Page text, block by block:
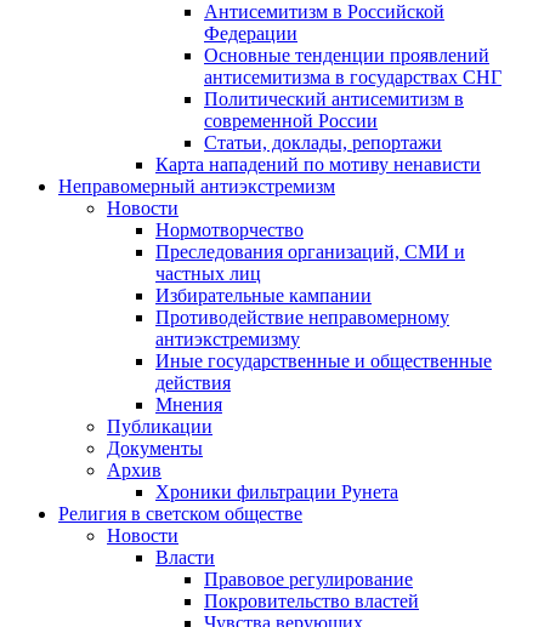
Антисемитизм в Российской
Федерации
Основные тенденции проявлений
антисемитизма в государствах СНГ
Политический антисемитизм в
современной России
Статьи, доклады, репортажи
Карта нападений по мотиву ненависти
Неправомерный антиэкстремизм
Новости
Нормотворчество
Преследования организаций, СМИ и
частных лиц
Избирательные кампании
Противодействие неправомерному
антиэкстремизму
Иные государственные и общественные
действия
Мнения
Публикации
Документы
Архив
Хроники фильтрации Рунета
Религия в светском обществе
Новости
Власти
Правовое регулирование
Покровительство властей